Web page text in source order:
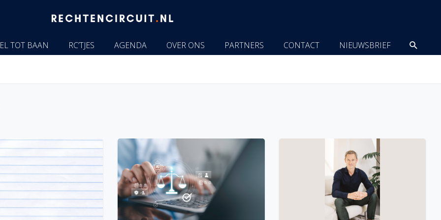
TOT BAAN RC’TJES AGENDA OVER ONS PARTNERS CONTACT NIEUWSBRIEF